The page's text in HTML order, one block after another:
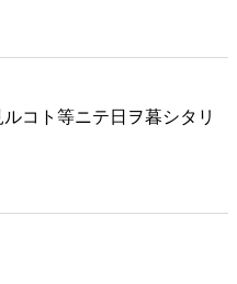
ト等ニテ日ヲ暮シタリ